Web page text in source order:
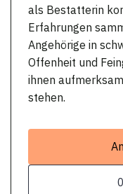
als Bestatterin
Erfahrungen
Angehörige in
Offenheit und
ihnen
stehen.